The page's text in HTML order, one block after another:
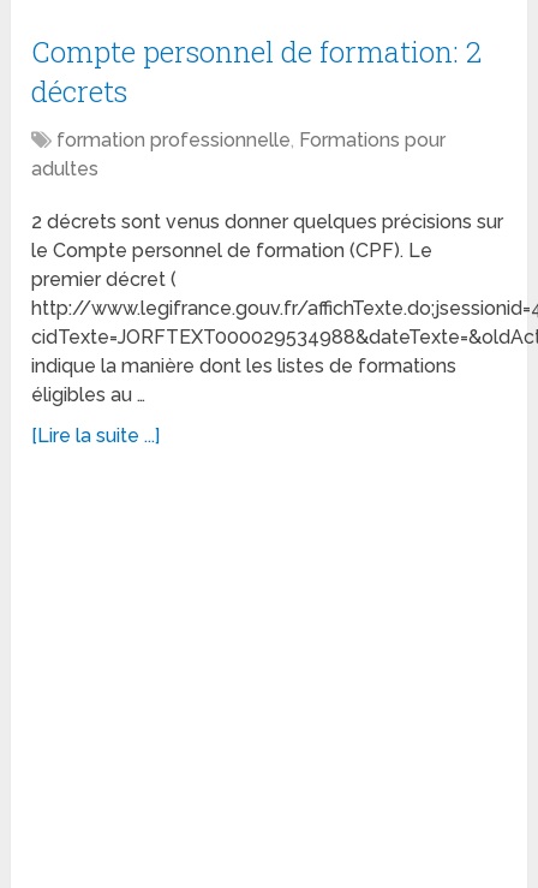
Compte personnel de formation: 2
décrets
formation professionnelle, Formations pour
adultes
2 décrets sont venus donner quelques précisions sur
le Compte personnel de formation (CPF). Le
premier décret (
http://www.legifrance.gouv.fr/
indique la manière dont les listes de formations
éligibles au …
[Lire la suite ...]